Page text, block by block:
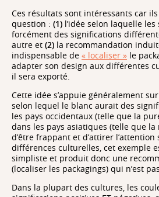
Ces résultats sont intéressants car
question : (1) l’idée selon laquelle
forcément des significations
autre et (2) la recommandation
indispensable de « localiser » le
adapter son design aux différentes
il sera exporté.
Cette idée s’appuie généralement
selon lequel le blanc aurait des
les pays occidentaux (telle que la
dans les pays asiatiques (telle que la
d’être frappant et d’attirer
différences culturelles, cet exemple
simpliste et produit donc une
(localiser les packagings) qui n’est
Dans la plupart des cultures, les